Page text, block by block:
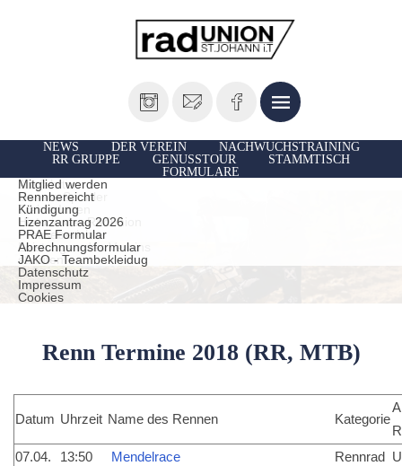
NEWS DER VEREIN
Vorstand
Unsere Sportler
TrainerInnen
Historie der Radunion
Presseberichte
Leistungen des Vereins
statuten
Datenschutz
Impressum
Cookies
NACHWUCHSTRAINING
RR GRUPPE
Ausfahrten
GENUSSTOUR
STAMMTISCH
FORMULARE
Mitglied werden
Rennbereicht
Kündigung
Lizenzantrag 2026
PRAE Formular
Abrechnungsformular
JAKO - Teambekleidug
Renn Termine 2018 (RR, MTB)
Datum Uhrzeit Name des Rennen Kategorie
07.04.
13:50 Mendelrace Rennrad